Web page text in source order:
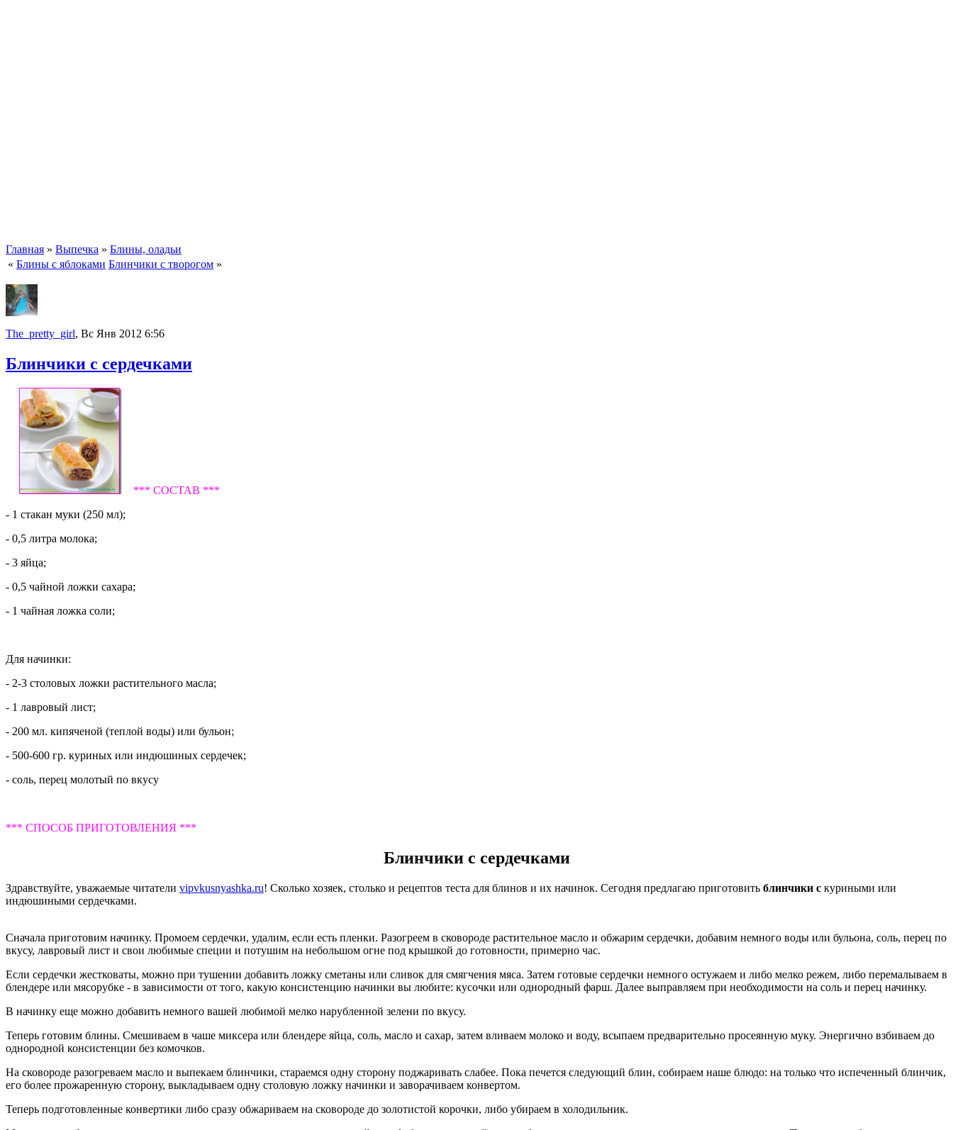
Главная » Выпечка » Блины, оладьи
« Блины с яблоками Блинчики с творогом »
The_pretty_girl, Вс Янв 2012 6:56
Блинчики с сердечками
*** СОСТАВ ***
- 1 стакан муки (250 мл);
- 0,5 литра молока;
- 3 яйца;
- 0,5 чайной ложки сахара;
- 1 чайная ложка соли;
Для начинки:
- 2-3 столовых ложки растительного масла;
- 1 лавровый лист;
- 200 мл. кипяченой (теплой воды) или бульон;
- 500-600 гр. куриных или индюшиных сердечек;
- соль, перец молотый по вкусу
*** СПОСОБ ПРИГОТОВЛЕНИЯ ***
Блинчики с сердечками
Здравствуйте, уважаемые читатели vipvkusnyashka.ru! Сколько хозяек, столько и рецептов теста для блинов и их начинок. Сегодня предлагаю приготовить блинчики с куриными или
индюшиными сердечками.
Сначала приготовим начинку. Промоем сердечки, удалим, если есть пленки. Разогреем в сковороде растительное масло и обжарим сердечки, добавим немного воды или бульона, соль, перец по
вкусу, лавровый лист и свои любимые специи и потушим на небольшом огне под крышкой до готовности, примерно час.
Если сердечки жестковаты, можно при тушении добавить ложку сметаны или сливок для смягчения мяса. Затем готовые сердечки немного остужаем и либо мелко режем, либо перемалываем в
блендере или мясорубке - в зависимости от того, какую консистенцию начинки вы любите: кусочки или однородный фарш. Далее выправляем при необходимости на соль и перец начинку.
В начинку еще можно добавить немного вашей любимой мелко нарубленной зелени по вкусу.
Теперь готовим блины. Смешиваем в чаше миксера или блендере яйца, соль, масло и сахар, затем вливаем молоко и воду, всыпаем предварительно просеянную муку. Энергично взбиваем до
однородной консистенции без комочков.
На сковороде разогреваем масло и выпекаем блинчики, стараемся одну сторону поджаривать слабее. Пока печется следующий блин, собираем наше блюдо: на только что испеченный блинчик,
его более прожаренную сторону, выкладываем одну столовую ложку начинки и заворачиваем конвертом.
Теперь подготовленные конвертики либо сразу обжариваем на сковороде до золотистой корочки, либо убираем в холодильник.